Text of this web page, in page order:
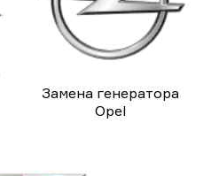
Замена генератора
Opel